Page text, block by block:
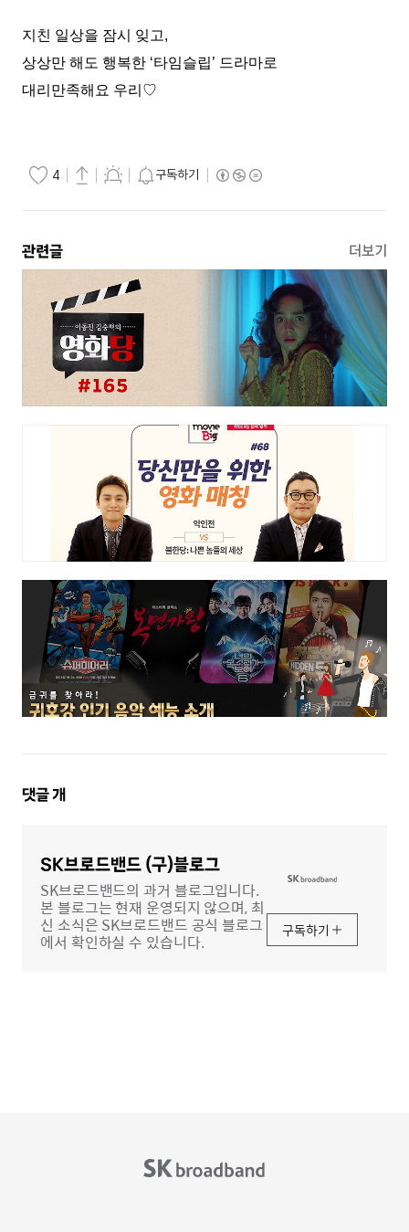
지친 일상을 잠시 잊고,
상상만 해도 행복한 ‘타임슬립’ 드라마로
대리만족해요 우리♡
4 구독하기
관련글 더보기
댓
댓글개
SK브로드밴드 (구)블로그
SK브로드밴드의 과거 블로그입니다.
본 블로그는 현재 운영되지 않으며, 최
신 소식은 SK브로드밴드 공식 블로그
에서 확인하실 수 있습니다.
구독하기